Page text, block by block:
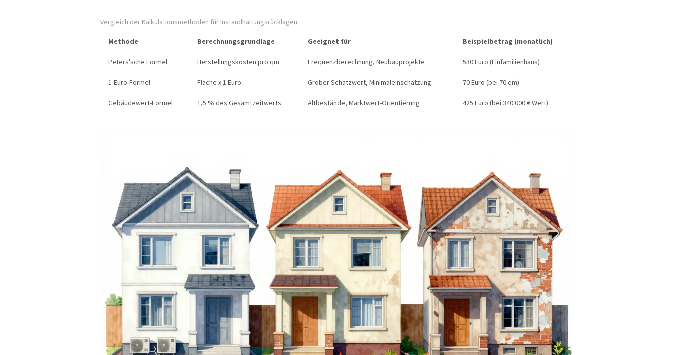
Vergleich der Kalkulationsmethoden für Instandhaltungsrücklagen
Methode Berechnungsgrundlage Geeignet für Beispielbetrag (monatlich)
Peters'sche Formel Herstellungskosten pro qm Frequenzberechnung, Neubauprojekte 530 Euro (Einfamilienhaus)
1-Euro-Formel Fläche x 1 Euro Grober Schätzwert, Minimaleinschätzung 70 Euro (bei 70 qm)
Gebäudewert-Formel 1,5 % des Gesamtzeitwerts Altbestände, Marktwert-Orientierung 425 Euro (bei 340.000 € Wert)